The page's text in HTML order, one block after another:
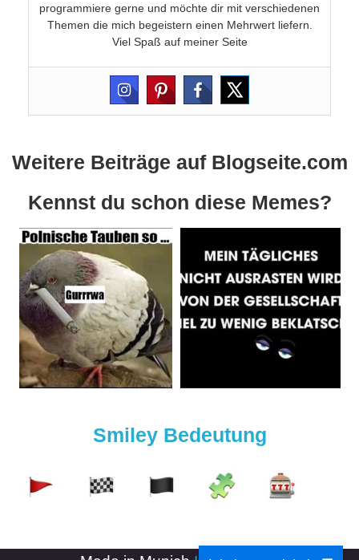
programmiere gerne und möchte dir mit verschiedenen
Themen die mich begeistern einen Mehrwert liefern.
Viel Spaß auf meiner Seite
Weitere Beiträge auf Blogseite.com
Kennst du schon diese Memes?
Smiley Bedeutung